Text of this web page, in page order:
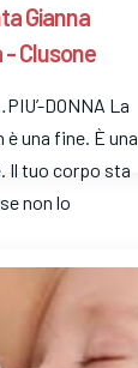
Gianna
Clusone
DONNA La
una fine. È una
Il tuo corpo sta
non lo